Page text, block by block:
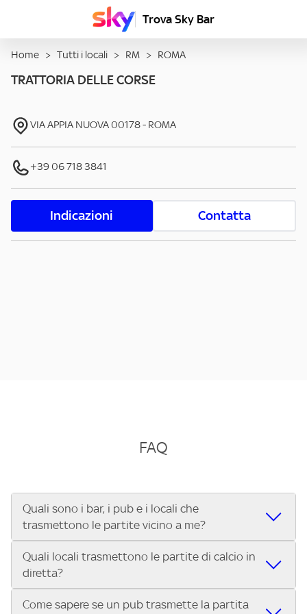
Trova Sky Bar
Home > Tutti i locali > RM > ROMA
TRATTORIA DELLE CORSE
VIA APPIA NUOVA 00178- ROMA
+39 06 718 3841
Indicazioni Contatta
FAQ
Quali sono i bar, i pub e i locali che
trasmettono le partite vicino a me?
Se cerchi un bar, pub, ristorante o locale vicino a te per
vedere le partite di Serie A ENILIVE, la Serie C Sky Wifi, la
UEFA Champions League, la UEFA Europa League, la UEFA
Conference League, il Tennis, la Formula 1®, la MotoGP™ e
Quali locali trasmettono le partite di calcio in
diretta?
Vuoi sapere quali bar, pub o ristoranti mostrano le partite
Come sapere se un pub trasmette la partita